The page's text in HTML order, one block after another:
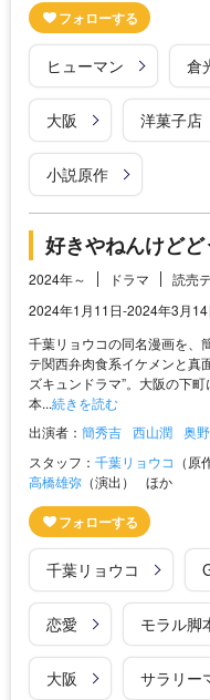
ヒューマン 倉
大阪 洋菓子店
小説原作
好きやねんけど
2024年～ ドラマ
読売
2024年1月11日-2024年3月
千葉リョウコの同名漫画を、
テ関西弁肉食系イケメンと真
ズキュンドラマ”。大阪の下
本...続きを読む
出演者： 簡秀吉 西山潤 奥
スタッフ： 千葉リョウコ （原
高橋雄弥 （演出） ほか
千葉リョウコ
恋愛 モラル脚
大阪 サラリー